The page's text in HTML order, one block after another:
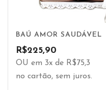
BAÚ AMOR SAUDÁVEL
R$225,90
OU em 3x de R$75,3
no cartão, sem juros.